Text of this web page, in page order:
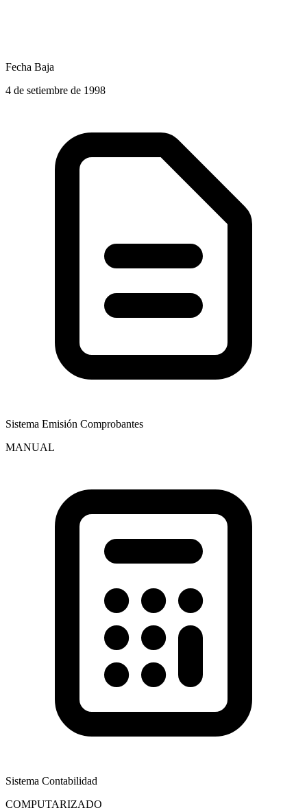
Fecha Baja
4 de setiembre de 1998
Sistema Emisión Comprobantes
MANUAL
Sistema Contabilidad
COMPUTARIZADO